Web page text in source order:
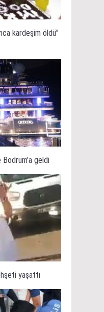
kardeşim öldü”
geldi
yaşattı